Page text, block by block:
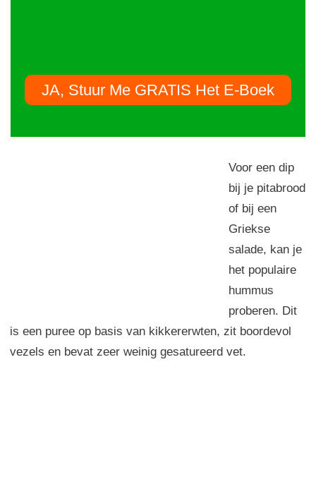
JA, Stuur Me GRATIS Het E-Boek
Voor een dip
bij je pitabrood
of bij een
Griekse
salade, kan je
het populaire
hummus
proberen. Dit
is een puree op basis van kikkererwten, zit boordevol
vezels en bevat zeer weinig gesatureerd vet.